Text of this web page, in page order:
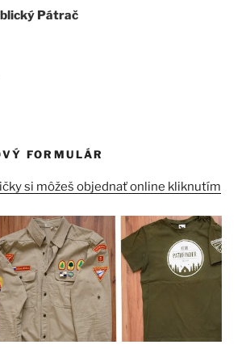
Pátrač
FORMULÁR
si môžeš objednať online kliknutím